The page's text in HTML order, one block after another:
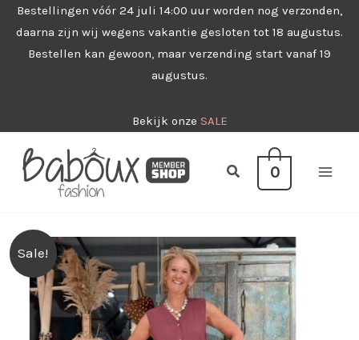
naar
Bestellingen vóór 24 juli 14:00 uur worden nog verzonden,
daarna zijn wij wegens vakantie gesloten tot 18 augustus.
Bestellen kan gewoon, maar verzending start vanaf 19
augustus.
Bekijk onze SALE
Zoeken0
Sale!